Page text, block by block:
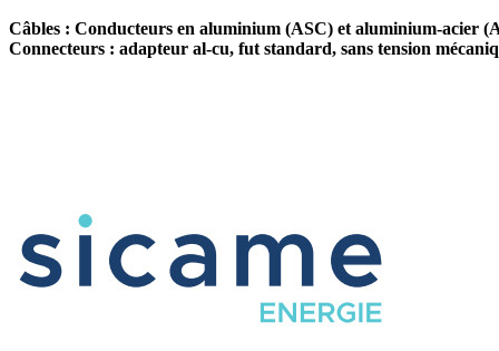
Câbles : Conducteurs en aluminium (ASC) et aluminium-acier
Connecteurs : adapteur al-cu, fut standard, sans tension